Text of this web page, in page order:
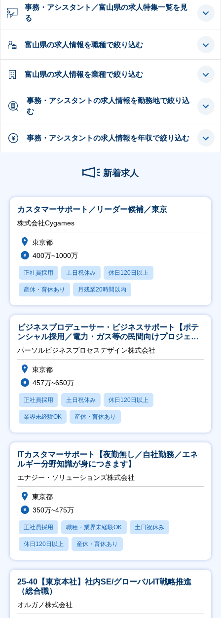
事務・アシスタント／富山県の求人特集一覧を見
る
富山県の求人情報を職種で絞り込む
富山県の求人情報を業種で絞り込む
事務・アシスタントの求人情報を勤務地で絞り込
む
事務・アシスタントの求人情報を年収で絞り込む
新着求人
カスタマーサポート／リーダー候補／東京
株式会社Cygames
東京都
400万~1000万
正社員採用 土日祝休み 休日120日以上
産休・育休あり 月残業20時間以内
ビジネスプロデューサー・ビジネスサポート【ポテ
ンシャル採用／電力・ガス等の民間向けプロジェク
ト推進】
パーソルビジネスプロセスデザイン株式会社
東京都
457万~650万
正社員採用 土日祝休み 休日120日以上
業界未経験OK 産休・育休あり
ITカスタマーサポート【夜勤無し／自社勤務／エネ
ルギー分野知識が身につきます】
エナジー・ソリューションズ株式会社
東京都
350万~475万
正社員採用 職種・業界未経験OK 土日祝休み
休日120日以上 産休・育休あり
25-40【東京本社】社内SE/グローバルIT戦略推進
（総合職）
オルガノ株式会社